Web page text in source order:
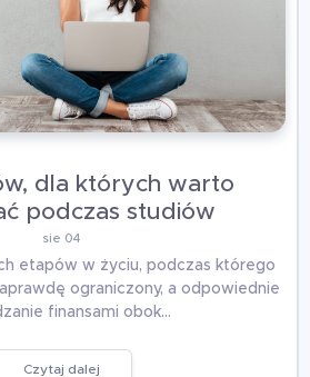
dla których warto
podczas studiów
sie 04
etapów w życiu, podczas którego
ograniczony, a odpowiednie
finansami obok…
Czytaj dalej